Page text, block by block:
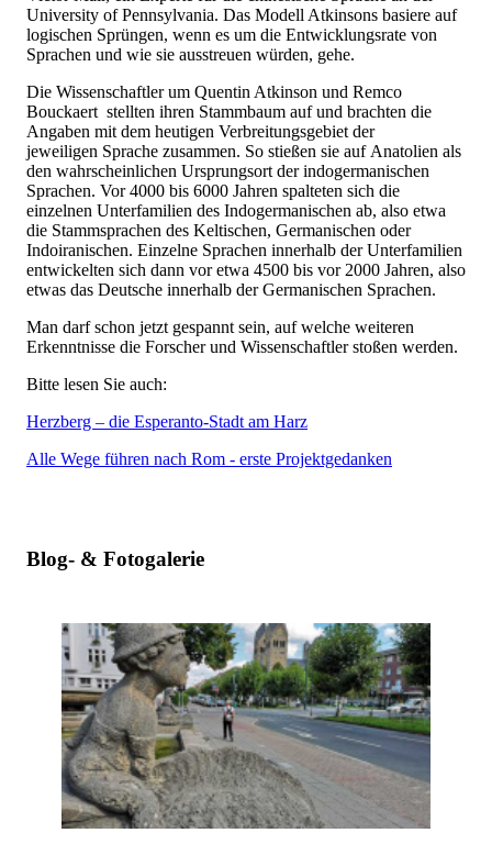
University of Pennsylvania. Das Modell Atkinsons basiere auf
logischen Sprüngen, wenn es um die Entwicklungsrate von
Sprachen und wie sie ausstreuen würden, gehe.
Die Wissenschaftler um Quentin Atkinson und Remco
Bouckaert stellten ihren Stammbaum auf und brachten die
Angaben mit dem heutigen Verbreitungsgebiet der
jeweiligen Sprache zusammen. So stießen sie auf Anatolien als
den wahrscheinlichen Ursprungsort der indogermanischen
Sprachen. Vor 4000 bis 6000 Jahren spalteten sich die
einzelnen Unterfamilien des Indogermanischen ab, also etwa
die Stammsprachen des Keltischen, Germanischen oder
Indoiranischen. Einzelne Sprachen innerhalb der Unterfamilien
entwickelten sich dann vor etwa 4500 bis vor 2000 Jahren, also
etwas das Deutsche innerhalb der Germanischen Sprachen.
Man darf schon jetzt gespannt sein, auf welche weiteren
Erkenntnisse die Forscher und Wissenschaftler stoßen werden.
Bitte lesen Sie auch:
Herzberg – die Esperanto-Stadt am Harz
Alle Wege führen nach Rom - erste Projektgedanken
Blog- & Fotogalerie